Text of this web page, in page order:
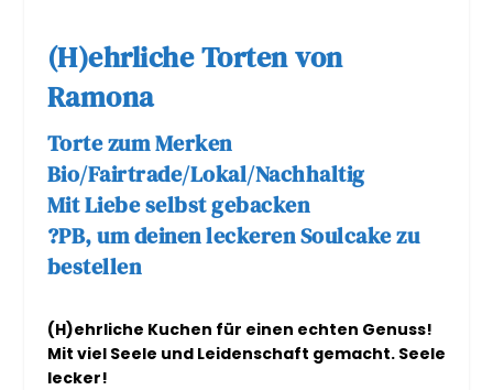
(H)ehrliche Torten von
Ramona
Torte zum Merken
Bio/Fairtrade/Lokal/Nachhaltig
Mit Liebe selbst gebacken
?PB, um deinen leckeren Soulcake zu
bestellen
(H)ehrliche Kuchen für einen echten Genuss!
Mit viel Seele und Leidenschaft gemacht. Seele
lecker!